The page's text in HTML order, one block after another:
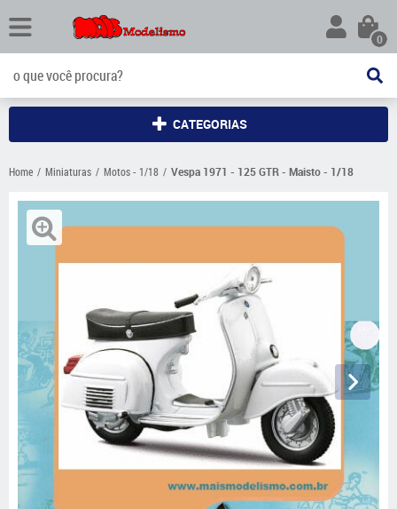
0
CATEGORIAS
Home Miniaturas Motos - 1/18 Vespa 1971 - 125 GTR - Maisto - 1/18